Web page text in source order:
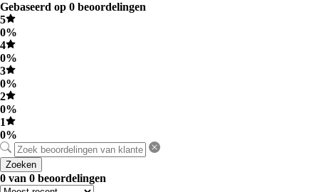
Gebaseerd op 0 beoordelingen
5
0%
4
0%
3
0%
2
0%
1
0%
Zoeken
0 van 0 beoordelingen